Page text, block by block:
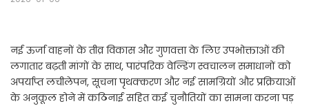
नई ऊर्जा वाहनों के तीव्र विकास और गुणवत्ता के लिए उपभोक्ताओं की
लगातार बढ़ती मांगों के साथ, पारंपरिक वेल्डिंग स्वचालन समाधानों को
अपर्याप्त लचीलेपन, सूचना पृथक्करण और नई सामग्रियों और प्रक्रियाओं
के अनुकूल होने में कठिनाई सहित कई चुनौतियों का सामना करना पड़